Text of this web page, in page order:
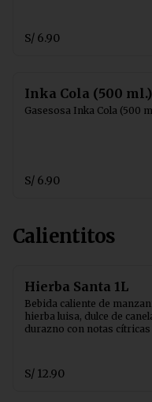
S/ 6.90
Inka Cola (500 ml.)
Gasesosa Inka Cola (500
S/ 6.90
Calientitos
Hierba Santa 1L
Bebida caliente de
hierba luisa, dulce de
durazno con notas cítricas
S/ 12.90